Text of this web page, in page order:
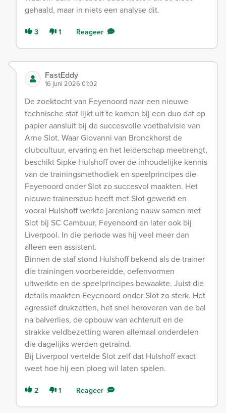
gehaald, maar in niets een analyse dit.
3 1 Reageer
FastEddy
16 juni 2026 01:02
De zoektocht van Feyenoord naar een nieuwe
technische staf lijkt uit te komen bij een duo dat op
papier aansluit bij de succesvolle voetbalvisie van
Arne Slot. Waar Giovanni van Bronckhorst de
clubcultuur, ervaring en het leiderschap meebrengt,
beschikt Sipke Hulshoff over de inhoudelijke kennis
van de trainingsmethodiek en speelprincipes die
Feyenoord onder Slot zo succesvol maakten. Het
nieuwe trainersduo heeft met Slot gewerkt en
vooral Hulshoff werkte jarenlang nauw samen met
Slot bij SC Cambuur, Feyenoord en later ook bij
Liverpool. In die periode was hij veel meer dan
alleen een assistent.
Binnen de staf stond Hulshoff bekend als de trainer
die trainingen voorbereidde, oefenvormen
uitwerkte en de speelprincipes bewaakte. Juist die
details maakten Feyenoord onder Slot zo sterk. Het
agressief drukzetten, het snel heroveren van de bal
na balverlies, de opbouw van achteruit en de
strakke veldbezetting waren allemaal onderdelen
die dagelijks werden getraind.
Bij Liverpool vertelde Slot zelf dat Hulshoff exact
weet hoe hij een ploeg wil laten spelen.
2 1 Reageer